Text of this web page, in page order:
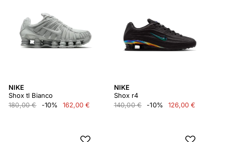
NIKE
Shox tl Bianco
180,00 €
-10% 162,00 €
NIKE
Shox r4
140,00 €
-10% 126,00 €